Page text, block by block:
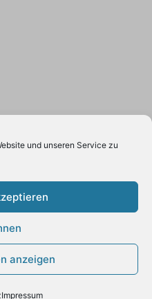
und unseren Service zu
anzeigen
Impressum